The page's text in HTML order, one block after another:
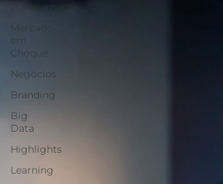
Planejamento
Mercado
em
Choque
Negócios
Branding
Big
Data
Highlights
Learning